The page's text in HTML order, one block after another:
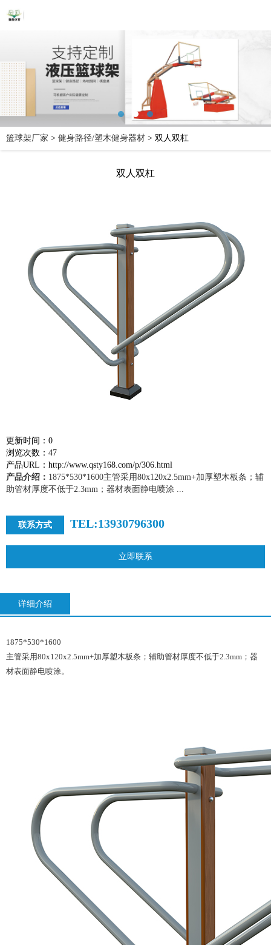
篮球架厂家 > 健身路径/塑木健身器材 > 双人双杠
双人双杠
更新时间：0
浏览次数：47
产品URL：http://www.qsty168.com/p/306.html
产品介绍： 1875*530*1600主管采用80x120x2.5mm+加厚塑木板条；辅
助管材厚度不低于2.3mm；器材表面静电喷涂 ...
联系方式 TEL:13930796300
立即联系
详细介绍
1875*530*1600
主管采用80x120x2.5mm+加厚塑木板条；辅助管材厚度不低于2.3mm；器
材表面静电喷涂。